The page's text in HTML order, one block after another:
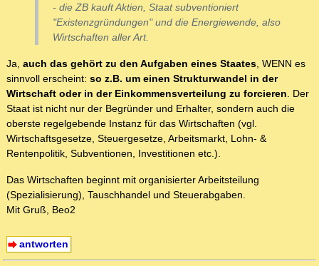
- die ZB kauft Aktien, Staat subventioniert
"Existenzgründungen" und die Energiewende, also
Wirtschaften aller Art.
Ja, auch das gehört zu den Aufgaben eines Staates, WENN es
sinnvoll erscheint: so z.B. um einen Strukturwandel in der
Wirtschaft oder in der Einkommensverteilung zu forcieren. Der
Staat ist nicht nur der Begründer und Erhalter, sondern auch die
oberste regelgebende Instanz für das Wirtschaften (vgl.
Wirtschaftsgesetze, Steuergesetze, Arbeitsmarkt, Lohn- &
Rentenpolitik, Subventionen, Investitionen etc.).
Das Wirtschaften beginnt mit organisierter Arbeitsteilung
(Spezialisierung), Tauschhandel und Steuerabgaben.
Mit Gruß, Beo2
antworten